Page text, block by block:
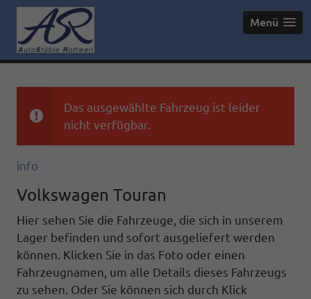
Menü
Das ausgewählte Fahrzeug ist leider
nicht verfügbar.
info
Volkswagen Touran
Hier sehen Sie die Fahrzeuge, die sich in unserem
Lager befinden und sofort ausgeliefert werden
können. Klicken Sie in das Foto oder einen
Fahrzeugnamen, um alle Details dieses Fahrzeugs
zu sehen. Oder Sie können sich durch Klick